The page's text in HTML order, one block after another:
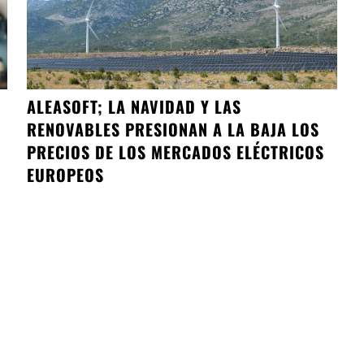
ALEASOFT; LA NAVIDAD Y LAS
RENOVABLES PRESIONAN A LA BAJA LOS
PRECIOS DE LOS MERCADOS ELÉCTRICOS
EUROPEOS